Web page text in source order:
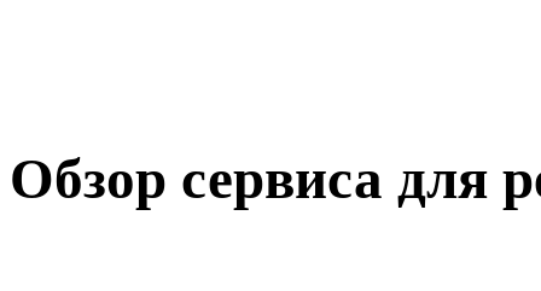
Обзор сервиса для